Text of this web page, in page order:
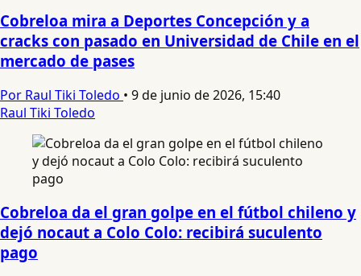
Cobreloa mira a Deportes Concepción y a
cracks con pasado en Universidad de Chile en el
mercado de pases
Por Raul Tiki Toledo • 9 de junio de 2026, 15:40
Raul Tiki Toledo
Cobreloa da el gran golpe en el fútbol chileno y
dejó nocaut a Colo Colo: recibirá suculento
pago